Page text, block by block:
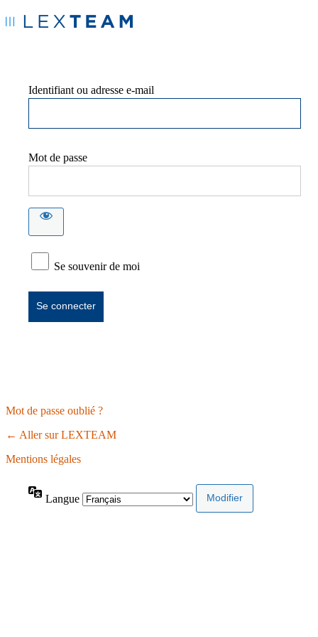
Identifiant ou adresse e-mail
Mot de passe
Se souvenir de moi
Mot de passe oublié ?
← Aller sur LEXTEAM
Mentions légales
Langue